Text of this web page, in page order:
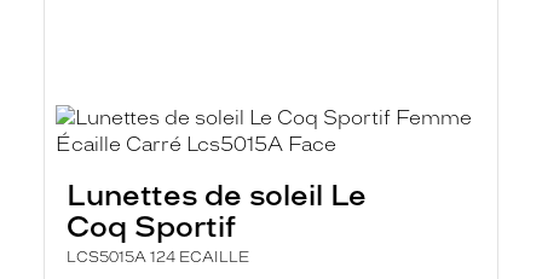
Lunettes de soleil Le
Coq Sportif
LCS5015A 124 ECAILLE